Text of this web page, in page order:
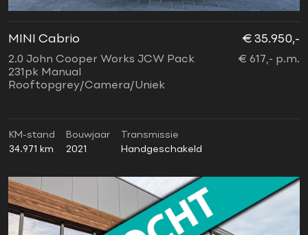
MINI Cabrio
2.0 John Cooper Works JCW Pack
231pk Manual
Rooftopgrey/Camera/Uniek
€ 35.950,-
€ 617,- p.m.
KM-stand
34.971 km
Bouwjaar
2021
Transmissie
Handgeschakeld